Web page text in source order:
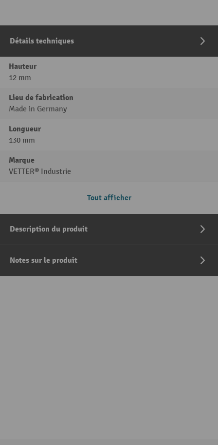
Détails techniques
Hauteur
12 mm
Lieu de fabrication
Made in Germany
Longueur
130 mm
Marque
VETTER® Industrie
Tout afficher
Description du produit
Notes sur le produit